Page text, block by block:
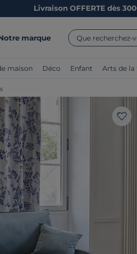
Livraison OFFERTE dès
marque Que recherchez-
maison Déco Enfant Arts de la